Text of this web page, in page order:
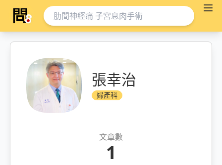
張幸治
婦產科
文章數
1